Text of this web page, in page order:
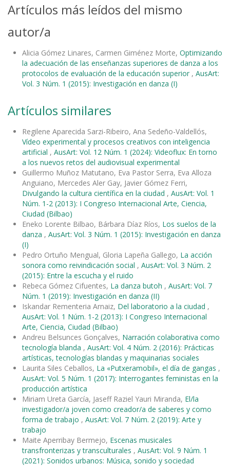
Artículos más leídos del mismo
autor/a
Alicia Gómez Linares, Carmen Giménez Morte, Optimizando
la adecuación de las enseñanzas superiores de danza a los
protocolos de evaluación de la educación superior , AusArt:
Vol. 3 Núm. 1 (2015): Investigación en danza (I)
Artículos similares
Regilene Aparecida Sarzi-Ribeiro, Ana Sedeño-Valdellós,
Vídeo experimental y procesos creativos con inteligencia
artificial , AusArt: Vol. 12 Núm. 1 (2024): Videoflux: En torno
a los nuevos retos del audiovisual experimental
Guillermo Muñoz Matutano, Eva Pastor Serra, Eva Alloza
Anguiano, Mercedes Aler Gay, Javier Gómez Ferri,
Divulgando la cultura científica en la ciudad , AusArt: Vol. 1
Núm. 1-2 (2013): I Congreso Internacional Arte, Ciencia,
Ciudad (Bilbao)
Eneko Lorente Bilbao, Bárbara Díaz Ríos, Los suelos de la
danza , AusArt: Vol. 3 Núm. 1 (2015): Investigación en danza
(I)
Pedro Ortuño Mengual, Gloria Lapeña Gallego, La acción
sonora como reivindicación social , AusArt: Vol. 3 Núm. 2
(2015): Entre la escucha y el ruido
Rebeca Gómez Cifuentes, La danza butoh , AusArt: Vol. 7
Núm. 1 (2019): Investigación en danza (II)
Iskandar Rementeria Arnaiz, Del laboratorio a la ciudad ,
AusArt: Vol. 1 Núm. 1-2 (2013): I Congreso Internacional
Arte, Ciencia, Ciudad (Bilbao)
Andreu Belsunces Gonçalves, Narración colaborativa como
tecnología blanda , AusArt: Vol. 4 Núm. 2 (2016): Prácticas
artísticas, tecnologías blandas y maquinarias sociales
Laurita Siles Ceballos, La «Putxeramobil», el día de gangas ,
AusArt: Vol. 5 Núm. 1 (2017): Interrogantes feministas en la
producción artística
Miriam Ureta García, Jaseff Raziel Yauri Miranda, El/la
investigador/a joven como creador/a de saberes y como
forma de trabajo , AusArt: Vol. 7 Núm. 2 (2019): Arte y
trabajo
Maite Aperribay Bermejo, Escenas musicales
transfronterizas y transculturales , AusArt: Vol. 9 Núm. 1
(2021): Sonidos urbanos: Música, sonido y sociedad